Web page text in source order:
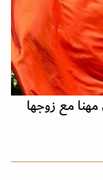
مع زوجها